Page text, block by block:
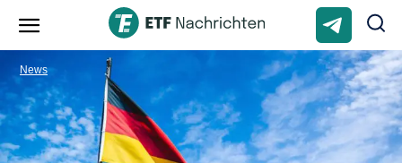
News